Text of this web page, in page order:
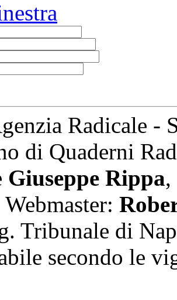
Radicale -
di Quaderni
Giuseppe Rippa,
Webmaster:
Tribunale di
secondo le